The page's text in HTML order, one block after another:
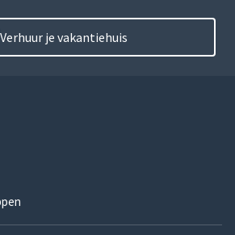
Verhuur je vakantiehuis